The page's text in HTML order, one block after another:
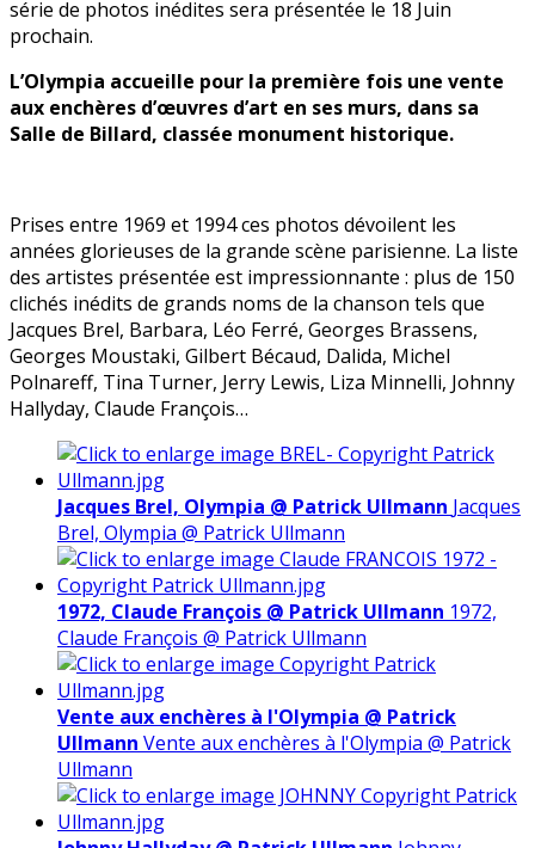
série de photos inédites sera présentée le 18 Juin
prochain.
L’Olympia accueille pour la première fois une vente
aux enchères d’œuvres d’art en ses murs, dans sa
Salle de Billard, classée monument historique.
Prises entre 1969 et 1994 ces photos dévoilent les
années glorieuses de la grande scène parisienne. La liste
des artistes présentée est impressionnante : plus de 150
clichés inédits de grands noms de la chanson tels que
Jacques Brel, Barbara, Léo Ferré, Georges Brassens,
Georges Moustaki, Gilbert Bécaud, Dalida, Michel
Polnareff, Tina Turner, Jerry Lewis, Liza Minnelli, Johnny
Hallyday, Claude François…
Jacques Brel, Olympia @ Patrick Ullmann Jacques
Brel, Olympia @ Patrick Ullmann
1972, Claude François @ Patrick Ullmann 1972,
Claude François @ Patrick Ullmann
Vente aux enchères à l'Olympia @ Patrick
Ullmann Vente aux enchères à l'Olympia @ Patrick
Ullmann